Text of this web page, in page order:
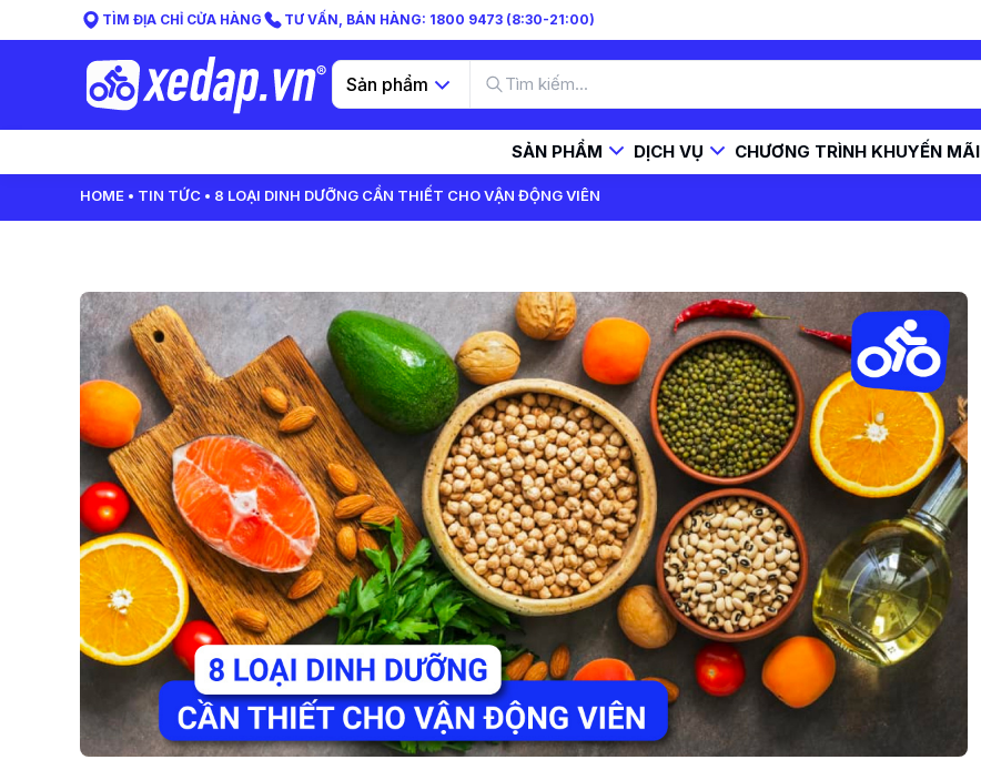
TÌM ĐỊA CHỈ CỬA HÀNG TƯ VẤN, BÁN HÀNG: 1800 9473 (8:30-21:00)
Sản phẩm
SẢN PHẨM DỊCH VỤ CHƯƠNG TRÌNH KHUYẾN MÃI
HOME TIN TỨC 8 LOẠI DINH DƯỠNG CẦN THIẾT CHO VẬN ĐỘNG VIÊN